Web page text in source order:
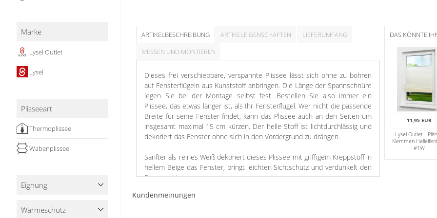
Panneaux
Marke
Lysel Outlet
Lysel
Plisseeart
Thermoplissee
Wabenplissee
Eignung
Wärme­schutz
ARTIKELBESCHREIBUNG ARTIKELEIGENSCHAFTEN
LIEFERUMFANG
MESSEN UND MONTIEREN
Dieses frei verschiebbare, verspannte Plissee lässt sich ohne zu bohren
auf Fensterflügeln aus Kunststoff anbringen. Die Länge der Spannschnüre
legen Sie bei der Montage selbst fest. Bestellen Sie also immer ein
Plissee, das etwas länger ist, als Ihr Fensterflügel. Wer nicht die passende
Breite für seine Fenster findet, kann das Plissee auch an den Seiten um
insgesamt maximal 15 cm kürzen. Der helle Stoff ist lichtdurchlässig und
dekoriert das Fenster ohne sich in den Vordergrund zu drängen.
Sanfter als reines Weiß dekoriert dieses Plissee mit griffigem Kreppstoff in
hellem Beige das Fenster, bringt leichten Sichtschutz und verdunkelt den
Raum nicht.
DAS KÖNNTE
11,95 EUR
Lysel Outlet -
Klemmen
#1W
Kundenmeinungen